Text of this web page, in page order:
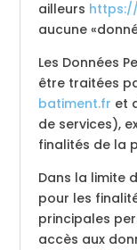
ailleurs
aucune
Les Données
être traitées
batiment.fr et
de services),
finalités de la
Dans la limite
pour les
principales
accès aux